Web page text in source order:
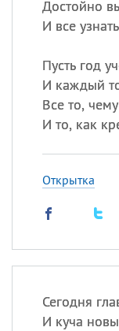
Достойно
И все
Пусть год
И каждый
Все то,
И то, как
Открытка
Сегодня
И куча